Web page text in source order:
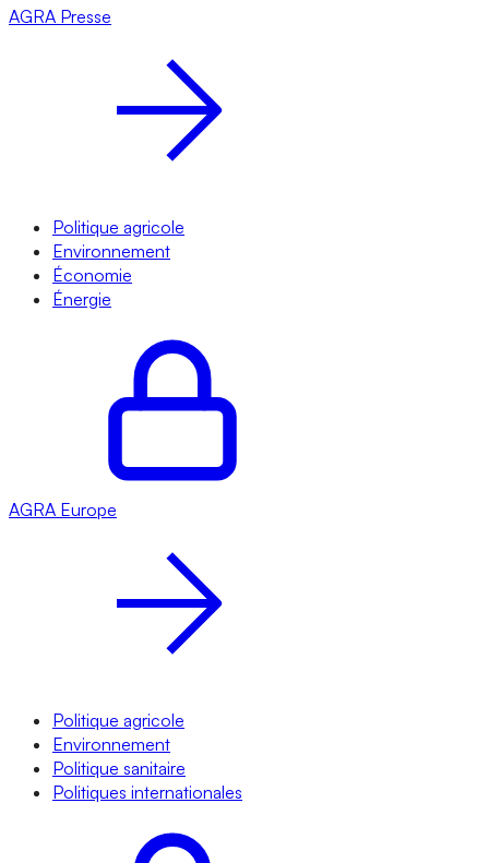
AGRA Presse
Politique agricole
Environnement
Économie
Énergie
AGRA Europe
Politique agricole
Environnement
Politique sanitaire
Politiques internationales